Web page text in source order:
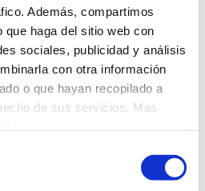
Además, compartimos
haga del sitio web con
sociales, publicidad y análisis
con otra información
o que hayan recopilado a
de sus servicios. Mas
EL USO DE
LA AEPD: